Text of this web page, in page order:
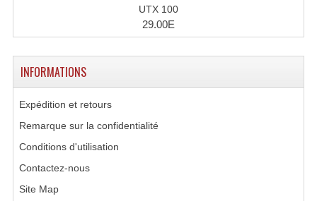
Pieds D'enceintes
Selecteurs Audio Vidéo
Casques Stéréo
Compresseurs , Limiteurs , Noise Gate
UTX 100
29.00E
INFORMATIONS
Expédition et retours
Remarque sur la confidentialité
Conditions d'utilisation
Contactez-nous
Site Map